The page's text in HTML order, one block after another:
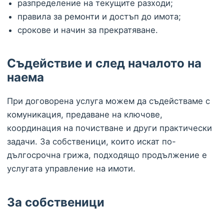
разпределение на текущите разходи;
правила за ремонти и достъп до имота;
срокове и начин за прекратяване.
Съдействие и след началото на
наема
При договорена услуга можем да съдействаме с
комуникация, предаване на ключове,
координация на почистване и други практически
задачи. За собственици, които искат по-
дългосрочна грижа, подходящо продължение е
услугата управление на имоти.
За собственици